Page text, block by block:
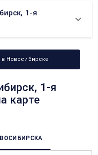
1-я
в Новосибирске
1-я
карте